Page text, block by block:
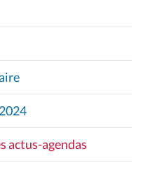
actus-agendas